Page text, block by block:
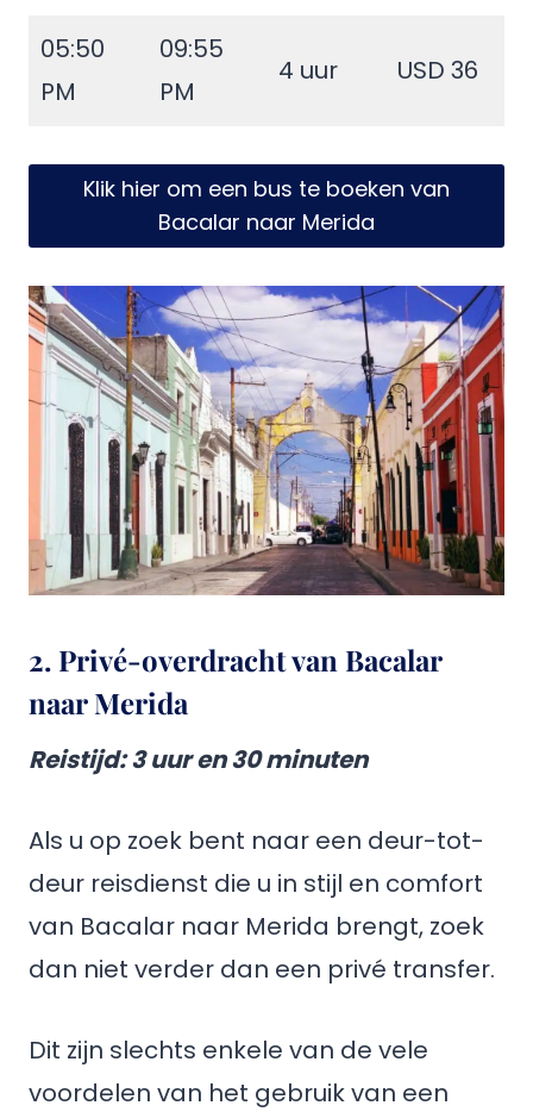
05:50
PM
09:55
PM
4 uur USD 36
Klik hier om een bus te boeken van
Bacalar naar Merida
2. Privé-overdracht van Bacalar
naar Merida
Reistijd: 3 uur en 30 minuten
Als u op zoek bent naar een deur-tot-
deur reisdienst die u in stijl en comfort
van Bacalar naar Merida brengt, zoek
dan niet verder dan een privé transfer.
Dit zijn slechts enkele van de vele
voordelen van het gebruik van een